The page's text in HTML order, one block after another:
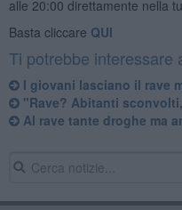
alle 20:00 direttamente nella
Basta cliccare QUI
Ti potrebbe interessare
I giovani lasciano il rave
"Rave? Abitanti
Al rave tante droghe ma